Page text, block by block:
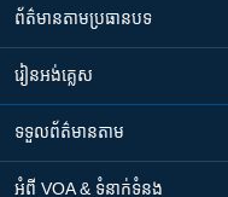
ព័ត៌មាន​តាមប្រធានបទ​
រៀន​​អង់គ្លេស
ទទួល​ព័ត៌មាន​តាម
អំពី​ VOA & ទំនាក់ទំនង